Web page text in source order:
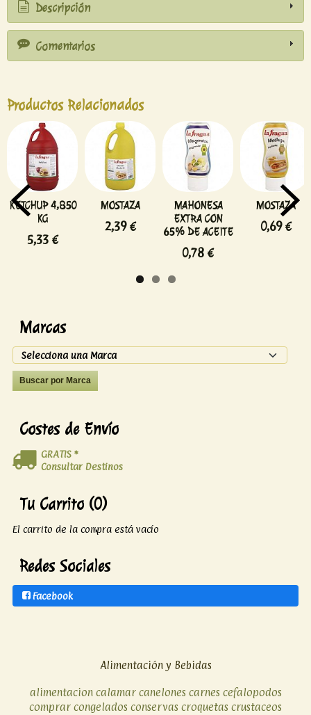
Descripción
Comentarios
Productos Relacionados
KETCHUP 4,850
KG
5,33 €
MOSTAZA
2,39 €
MAHONESA
EXTRA CON
65% DE ACEITE
0,78 €
MOSTAZA
0,69 €
Marcas
Costes de Envío
GRATIS *
Consultar Destinos
Tu Carrito (0)
El carrito de la compra está vacío
Redes Sociales
Facebook
Alimentación y Bebidas
alimentacion calamar canelones carnes cefalopodos
comprar congelados conservas croquetas crustaceos